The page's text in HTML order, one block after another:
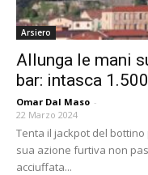
Arsiero
Allunga le mani
bar: intasca
Omar Dal Maso -
22 Marzo 2024
Tenta il jackpot del
sua azione furtiva non
acciuffata...